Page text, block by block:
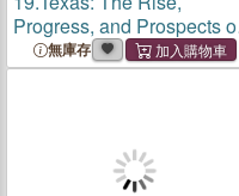
Progress, and Prospects
the Republic of Texas;
Volume 1
無庫存